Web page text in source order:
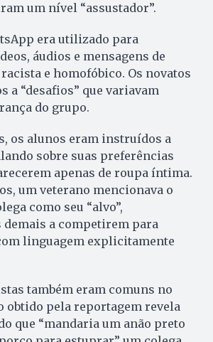
um nível “assustador”.
era utilizado para
áudios e mensagens de
e homofóbico. Os novatos
a “desafios” que variavam
do grupo.
os alunos eram instruídos a
sobre suas preferências
apenas de roupa íntima.
um veterano mencionava o
como seu “alvo”,
a competirem para
linguagem explicitamente
também eram comuns no
obtido pela reportagem revela
que “mandaria um anão preto